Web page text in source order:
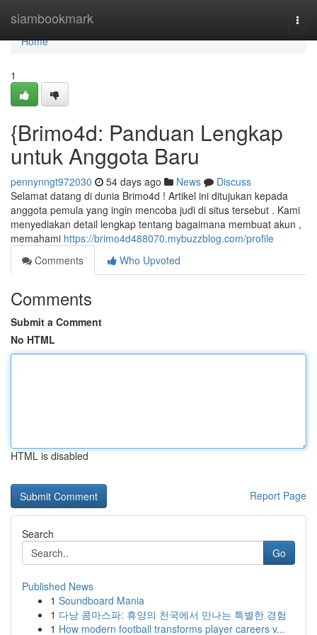
siambookmark
Home
Home
1
{Brimo4d: Panduan Lengkap
untuk Anggota Baru
pennynngt972030 54 days ago News
Discuss
Selamat datang di dunia Brimo4d ! Artikel ini ditujukan kepada
anggota pemula yang ingin mencoba judi di situs tersebut . Kami
menyediakan detail lengkap tentang bagaimana membuat akun ,
memahami https://brimo4d488070.mybuzzblog.com/profile
Comments
Who Upvoted
Comments
Submit a Comment
No HTML
HTML is disabled
Report Page
Search
Go
Published News
1 Soundboard Mania
1 다낭 콤마스파: 휴양의 천국에서 만나는 특별한 경험
1 How modern football transforms player careers v...